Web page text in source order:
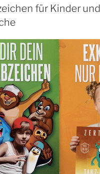
für Kinder und